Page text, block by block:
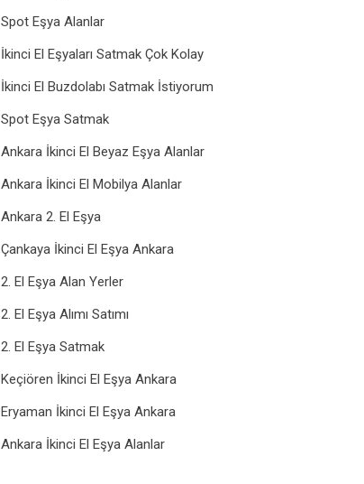
Spot Eşya Alanlar
İkinci El Eşyaları Satmak Çok Kolay
İkinci El Buzdolabı Satmak İstiyorum
Spot Eşya Satmak
Ankara İkinci El Beyaz Eşya Alanlar
Ankara İkinci El Mobilya Alanlar
Ankara 2. El Eşya
Çankaya İkinci El Eşya Ankara
2. El Eşya Alan Yerler
2. El Eşya Alımı Satımı
2. El Eşya Satmak
Keçiören İkinci El Eşya Ankara
Eryaman İkinci El Eşya Ankara
Ankara İkinci El Eşya Alanlar